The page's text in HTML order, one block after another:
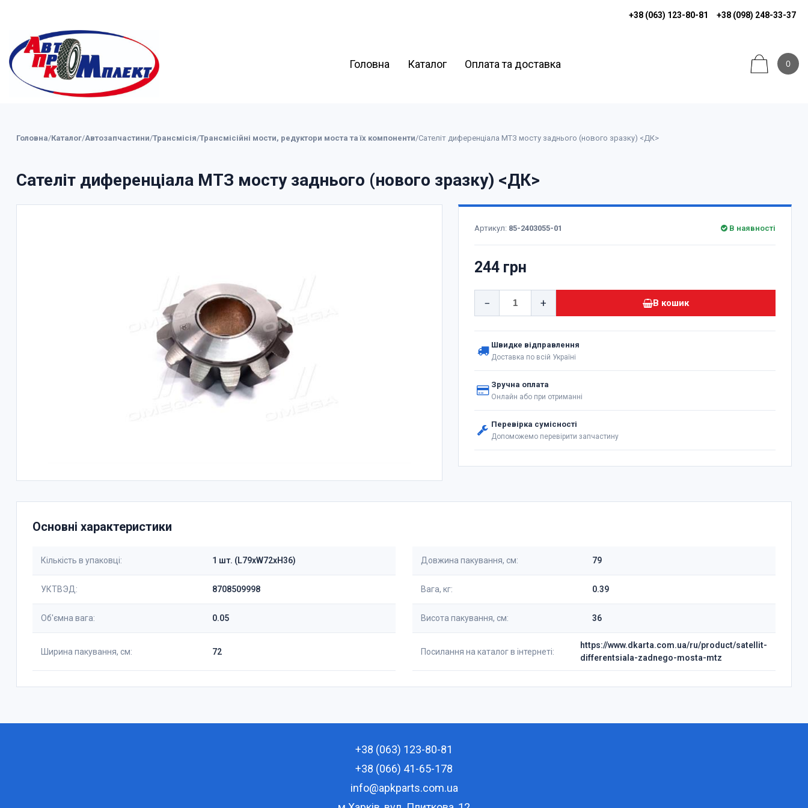
+38 (063) 123-80-81 +38 (098) 248-33-37
Головна Каталог Оплата та доставка 0
Головна/Каталог/Автозапчастини/Трансмісія/Трансмісійні мости, редуктори моста та їх компоненти/Сателіт диференціала МТЗ мосту заднього (нового зразку) <ДК>
Сателіт диференціала МТЗ мосту заднього (нового зразку) <ДК>
Артикул: 85-2403055-01 В наявності
244 грн
− + В кошик
Швидке відправлення
Доставка по всій Україні
Зручна оплата
Онлайн або при отриманні
Перевірка сумісності
Допоможемо перевірити запчастину
Основні характеристики
Кількість в упаковці: 1 шт. (L79xW72xH36) Довжина пакування, см: 79
УКТВЭД: 8708509998 Вага, кг: 0.39
Об'ємна вага: 0.05 Висота пакування, см: 36
Ширина пакування, см: 72 Посилання на каталог в інтернеті:
https://www.dkarta.com.ua/ru/product/satellit-
differentsiala-zadnego-mosta-mtz
+38 (063) 123-80-81
+38 (066) 41-65-178
info@apkparts.com.ua